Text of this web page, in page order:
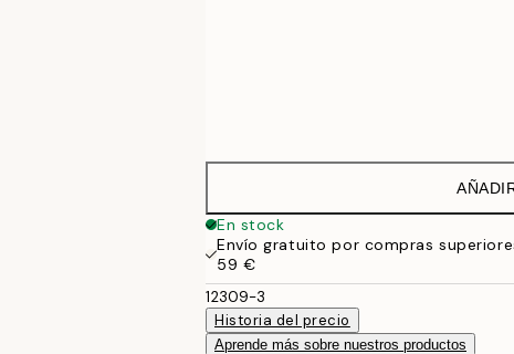
En stock
Envío gratuito por compras
59 €
12309-3
Historia del precio
Aprende más sobre nuestros productos